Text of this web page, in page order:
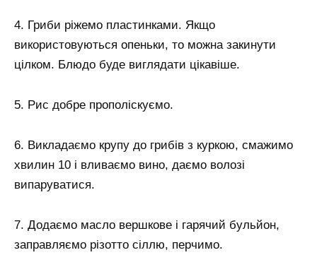
4. Гриби ріжемо пластинками. Якщо
використовуються опеньки, то можна закинути
цілком. Блюдо буде виглядати цікавіше.
5. Рис добре прополіскуємо.
6. Викладаємо крупу до грибів з куркою, смажимо
хвилин 10 і вливаємо вино, даємо волозі
випаруватися.
7. Додаємо масло вершкове і гарячий бульйон,
заправляємо різотто сіллю, перчимо.